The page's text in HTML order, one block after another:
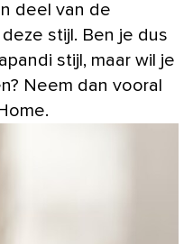
deel van de
stijl. Ben je dus
stijl, maar wil je
Neem dan vooral